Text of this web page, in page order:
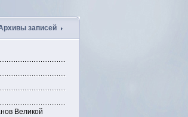
записей
Великой